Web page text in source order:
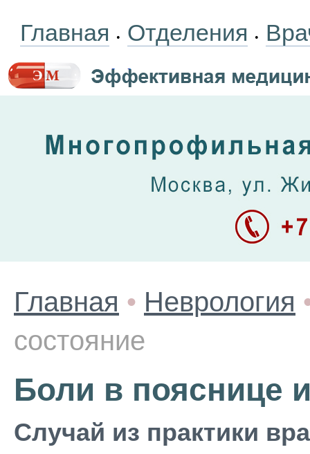
Главная • Отделения •
Главная • Неврология
состояние
Боли в пояснице
Случай из практики